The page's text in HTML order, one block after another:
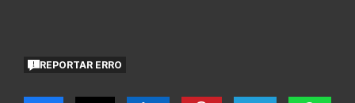
REPORTAR ERRO